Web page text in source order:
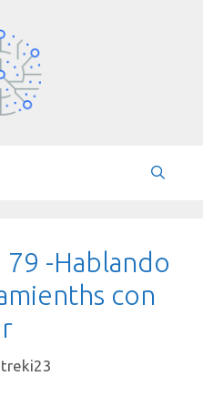
79 -Hablando
con
treki23